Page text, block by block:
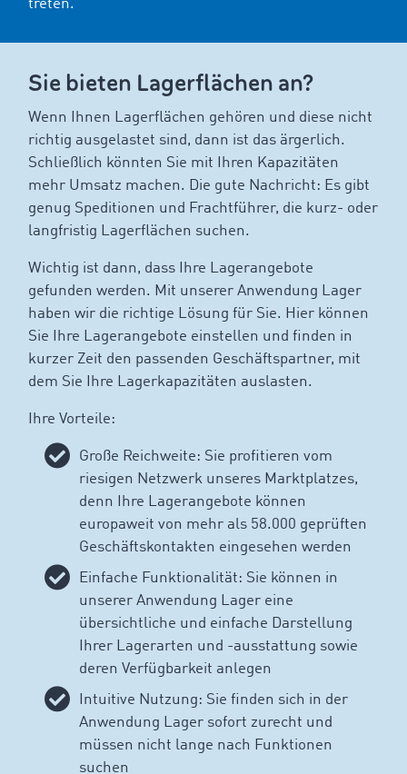
treten.
Sie bieten Lagerflächen an?
Wenn Ihnen Lagerflächen gehören und diese nicht
richtig ausgelastet sind, dann ist das ärgerlich.
Schließlich könnten Sie mit Ihren Kapazitäten
mehr Umsatz machen. Die gute Nachricht: Es gibt
genug Speditionen und Frachtführer, die kurz- oder
langfristig Lagerflächen suchen.
Wichtig ist dann, dass Ihre Lagerangebote
gefunden werden. Mit unserer Anwendung Lager
haben wir die richtige Lösung für Sie. Hier können
Sie Ihre Lagerangebote einstellen und finden in
kurzer Zeit den passenden Geschäftspartner, mit
dem Sie Ihre Lagerkapazitäten auslasten.
Ihre Vorteile:
Große Reichweite: Sie profitieren vom
riesigen Netzwerk unseres Marktplatzes,
denn Ihre Lagerangebote können
europaweit von mehr als 58.000 geprüften
Geschäftskontakten eingesehen werden
Einfache Funktionalität: Sie können in
unserer Anwendung Lager eine
übersichtliche und einfache Darstellung
Ihrer Lagerarten und -ausstattung sowie
deren Verfügbarkeit anlegen
Intuitive Nutzung: Sie finden sich in der
Anwendung Lager sofort zurecht und
müssen nicht lange nach Funktionen
suchen